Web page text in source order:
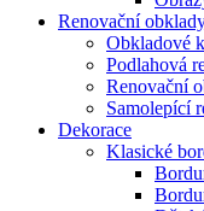
Renovační
Obkladové
Podlahová
Renovační
Samolepící
Dekorace
Klasické